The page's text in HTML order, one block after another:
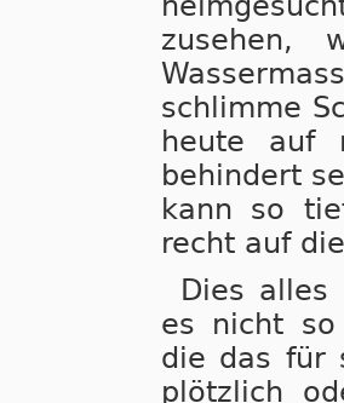
zusehen,
schlimme
heute auf
behindert
kann so
recht auf
Dies alles
es nicht so
die das für
plötzlich